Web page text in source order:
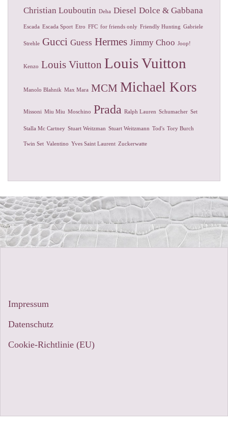
Christian Louboutin Deha Diesel Dolce & Gabbana
Escada Escada Sport Etro FFC for friends only Friendly Hunting Gabriele
Strehle Gucci Guess Hermes Jimmy Choo Joop!
Kenzo Louis Viutton Louis Vuitton
Manolo Blahnik Max Mara MCM Michael Kors
Missoni Miu Miu Moschino Prada Ralph Lauren Schumacher Set
Stalla Mc Cartney Stuart Weitzman Stuart Weitzmann Tod's Tory Burch
Twin Set Valentino Yves Saint Laurent Zuckerwatte
Impressum
Datenschutz
Cookie-Richtlinie (EU)